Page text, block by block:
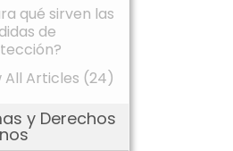
qué sirven las
de
All Articles (24)
y Derechos